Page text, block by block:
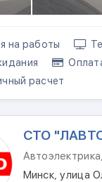
на работы
расчет
СТО
Минск, улица